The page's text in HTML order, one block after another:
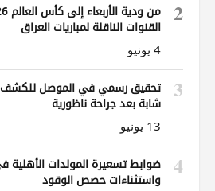
2
القنوات الناقلة لمباريات العراق
4 يونيو
3
تحقيق رسمي في الموصل للكشف
شابة بعد جراحة ناظورية
13 يونيو
4
ضوابط تسعيرة المولدات
واستثناءات حصص الوقود